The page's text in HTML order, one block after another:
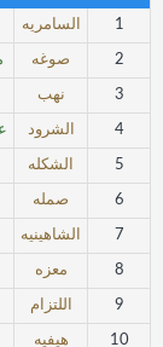
1 السامريه
2 صوغه
3 نهب
4 الشرود
5 الشكله
6 صمله
7 الشاهينيه
8 معزه
9 اللتزام
10 هيفيه